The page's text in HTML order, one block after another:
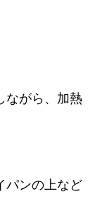
ながら、加熱
パンの上など